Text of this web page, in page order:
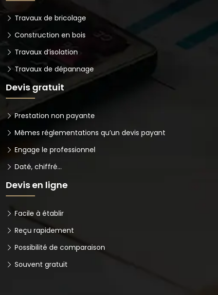
Travaux de bricolage
Construction en bois
Travaux d’isolation
Travaux de dépannage
Devis gratuit
Prestation non payante
Mêmes réglementations qu’un devis payant
Engage le professionnel
Daté, chiffré…
Devis en ligne
Facile à établir
Reçu rapidement
Possibilité de comparaison
Souvent gratuit